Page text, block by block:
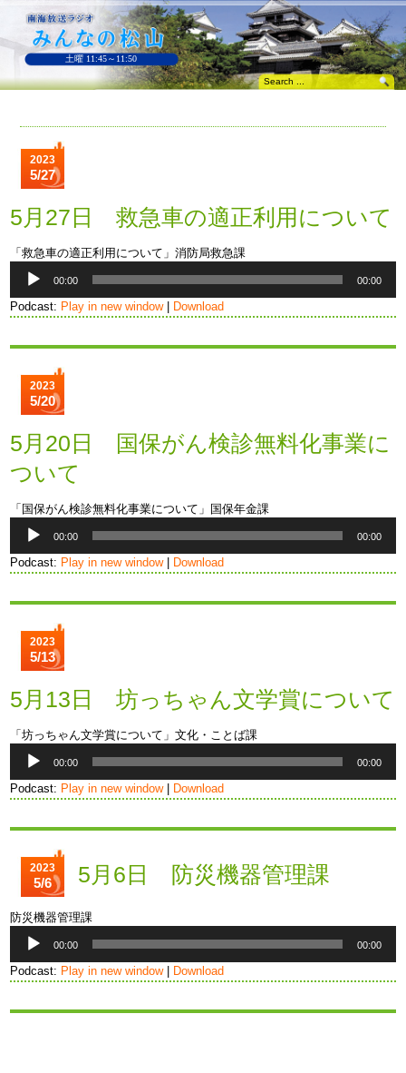
土曜 11:45～11:50
2023
5/27
5月27日 救急車の適正利用について
「救急車の適正利用について」消防局救急課
プ
レ
ー
00:00 00:00
Podcast: Play in new window| Download
2023
5/20
5月20日 国保がん検診無料化事業に
ついて
「国保がん検診無料化事業について」国保年金課
プ
レ
ー
00:00 00:00
Podcast: Play in new window| Download
2023
5/13
5月13日 坊っちゃん文学賞について
「坊っちゃん文学賞について」文化・ことば課
プ
レ
ー
00:00 00:00
Podcast: Play in new window| Download
2023
5/6 5月6日 防災機器管理課
防災機器管理課
プ
レ
00:00 00:00
Podcast: Play in new window| Download